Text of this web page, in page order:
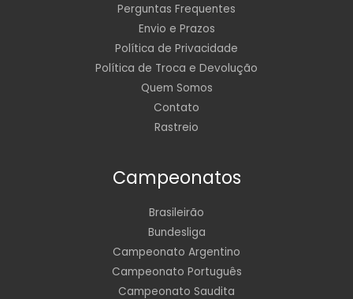
Perguntas Frequentes
Envio e Prazos
Política de Privacidade
Política de Troca e Devolução
Quem Somos
Contato
Rastreio
Campeonatos
Brasileirão
Bundesliga
Campeonato Argentino
Campeonato Português
Campeonato Saudita